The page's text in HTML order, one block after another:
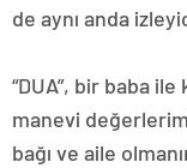
de aynı anda
“DUA”, bir baba
manevi
bağı ve aile